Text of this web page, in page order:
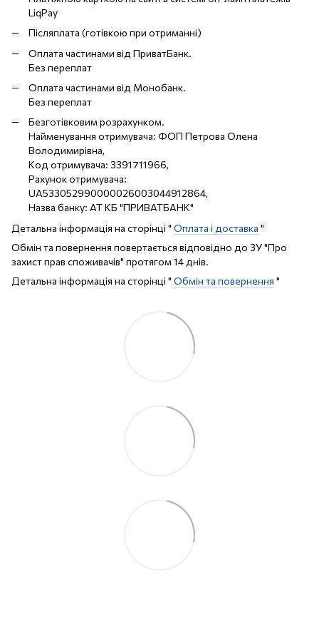
LiqPay
Післяплата (готівкою при отриманні)
Оплата частинами від ПриватБанк.
Без переплат
Оплата частинами від Монобанк.
Без переплат
Безготівковим розрахунком.
Найменування отримувача: ФОП Петрова Олена
Володимирівна,
Код отримувача: 3391711966,
Рахунок отримувача:
UA533052990000026003044912864,
Назва банку: АТ КБ "ПРИВАТБАНК"
Детальна інформація на сторінці " Оплата і доставка "
Обмін та повернення повертається відповідно до ЗУ "Про
захист прав споживачів" протягом 14 днів.
Детальна інформація на сторінці " Обмін та повернення "